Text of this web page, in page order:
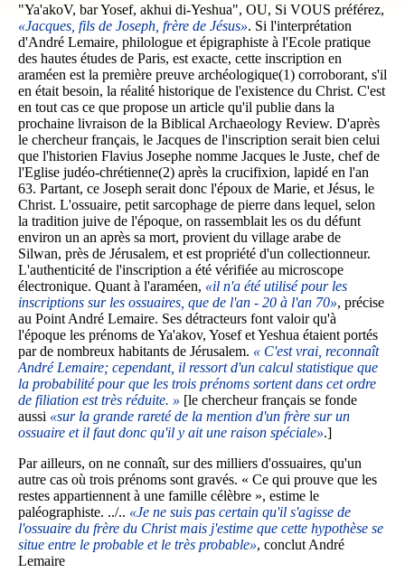
"Ya'akoV, bar Yosef, akhui di-Yeshua", OU, Si VOUS préférez,
«Jacques, fils de Joseph, frère de Jésus». Si l'interprétation
d'André Lemaire, philologue et épigraphiste à l'Ecole pratique
des hautes études de Paris, est exacte, cette inscription en
araméen est la première preuve archéologique(1) corroborant, s'il
en était besoin, la réalité historique de l'existence du Christ. C'est
en tout cas ce que propose un article qu'il publie dans la
prochaine livraison de la Biblical Archaeology Review. D'après
le chercheur français, le Jacques de l'inscription serait bien celui
que l'historien Flavius Josephe nomme Jacques le Juste, chef de
l'Eglise judéo-chrétienne(2) après la crucifixion, lapidé en l'an
63. Partant, ce Joseph serait donc l'époux de Marie, et Jésus, le
Christ. L'ossuaire, petit sarcophage de pierre dans lequel, selon
la tradition juive de l'époque, on rassemblait les os du défunt
environ un an après sa mort, provient du village arabe de
Silwan, près de Jérusalem, et est propriété d'un collectionneur.
L'authenticité de l'inscription a été vérifiée au microscope
électronique. Quant à l'araméen, «il n'a été utilisé pour les
inscriptions sur les ossuaires, que de l'an - 20 à l'an 70», précise
au Point André Lemaire. Ses détracteurs font valoir qu'à
l'époque les prénoms de Ya'akov, Yosef et Yeshua étaient portés
par de nombreux habitants de Jérusalem. « C'est vrai, reconnaît
André Lemaire; cependant, il ressort d'un calcul statistique que
la probabilité pour que les trois prénoms sortent dans cet ordre
de filiation est très réduite. » [le chercheur français se fonde
aussi «sur la grande rareté de la mention d'un frère sur un
ossuaire et il faut donc qu'il y ait une raison spéciale».]
Par ailleurs, on ne connaît, sur des milliers d'ossuaires, qu'un
autre cas où trois prénoms sont gravés. « Ce qui prouve que les
restes appartiennent à une famille célèbre », estime le
paléographiste. ../.. «Je ne suis pas certain qu'il s'agisse de
l'ossuaire du frère du Christ mais j'estime que cette hypothèse se
situe entre le probable et le très probable», conclut André
Lemaire